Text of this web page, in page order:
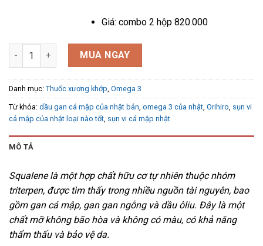
Giá: combo 2 hộp 820.000
Sụn vi cá mập Nhật Bản Orihiro chiết xuất từ dầu gan cá mập
MUA NGAY
Danh mục: Thuốc xương khớp, Omega 3
Từ khóa: dầu gan cá mập của nhật bản, omega 3 của nhật, Orihiro, sụn vi
cá mập của nhật loại nào tốt, sụn vi cá mập nhật
MÔ TẢ
Squalene là một hợp chất hữu cơ tự nhiên thuộc nhóm
triterpen, được tìm thấy trong nhiều nguồn tài nguyên, bao
gồm gan cá mập, gan gan ngỗng và dầu ôliu. Đây là một
chất mỡ không bão hòa và không có màu, có khả năng
thẩm thấu và bảo vệ da.